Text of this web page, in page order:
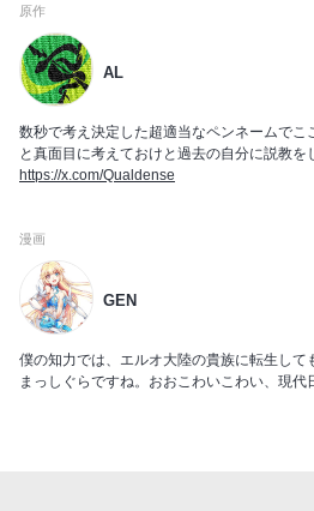
原作
AL
数秒で考え決定した超適当なペンネームでこ
と真面目に考えておけと過去の自分に説教を
https://x.com/Qualdense
漫画
GEN
僕の知力では、エルオ大陸の貴族に転生して
まっしぐらですね。おおこわいこわい、現代